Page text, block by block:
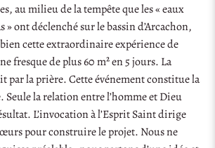
au milieu de la tempête que les « eaux
» ont déclenché sur le bassin d’Arcachon,
cette extraordinaire expérience de
fresque de plus 60 m² en 5 jours. La
par la prière. Cette événement constitue la
Seule la relation entre l’homme et Dieu
L’invocation à l’Esprit Saint dirige
pour construire le projet. Nous ne